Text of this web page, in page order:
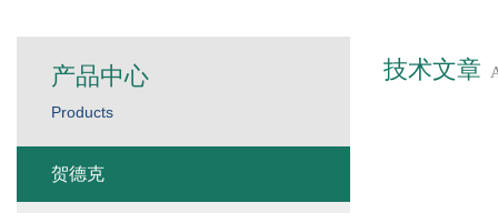
技术文章
产品中心
Products
贺德克